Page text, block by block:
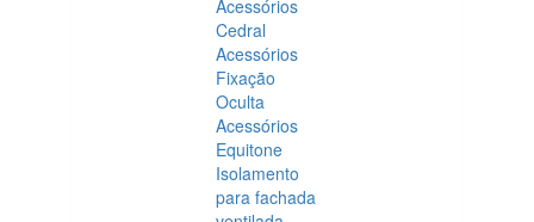
Acessórios
Cedral
Acessórios
Fixação
Oculta
Acessórios
Equitone
Isolamento
para fachada